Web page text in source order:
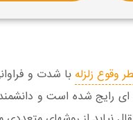
وقوع زلزله با شدت و
رایج شده است و